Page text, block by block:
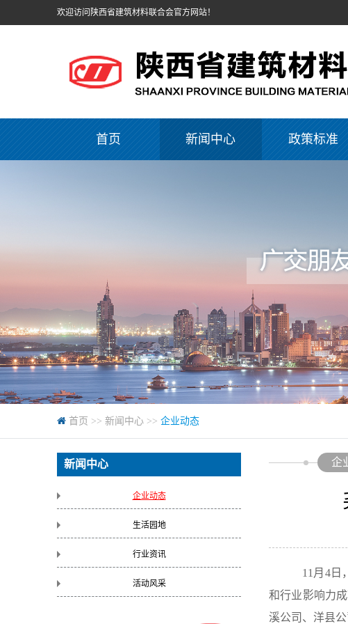
欢迎访问陕西省建筑材料联合会官方网站！
首页 新闻中心 政策标准
首页 >> 新闻中心 >> 企业动态
新闻中心
企业动态
生活园地
行业资讯
活动风采
企
11月4日
和行业影响力
溪公司、洋县公